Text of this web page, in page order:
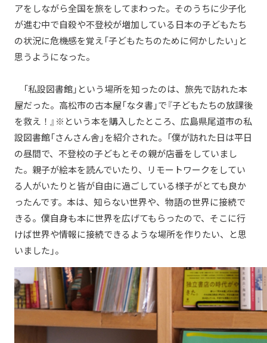
アをしながら全国を旅をしてまわった。そのうちに少子化
が進む中で自殺や不登校が増加している日本の子どもたち
の状況に危機感を覚え「子どもたちのために何かしたい」と
思うようになった。
「私設図書館」という場所を知ったのは、旅先で訪れた本
屋だった。高松市の古本屋「なタ書」で『子どもたちの放課後
を救え！』※という本を購入したところ、広島県尾道市の私
設図書館「さんさん舎」を紹介された。「僕が訪れた日は平日
の昼間で、不登校の子どもとその親が店番をしていまし
た。親子が絵本を読んでいたり、リモートワークをしてい
る人がいたりと皆が自由に過ごしている様子がとても良か
ったんです。本は、知らない世界や、物語の世界に接続で
きる。僕自身も本に世界を広げてもらったので、そこに行
けば世界や情報に接続できるような場所を作りたい、と思
いました」。